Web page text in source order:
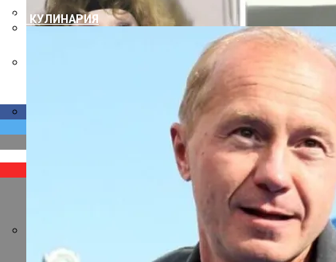
Дизайн Маленьких Бань
Дизайн Лофта 30 М
Как Правильно Покрыть Крышу Гаража
Утепление Крыши Мансарды Изнутри Своими Руками
Устройство Двухскатной Крыши Своими Руками
С Годами Стали Еще Лучше, Чем В Юности: Звездные
ЕДА И КУЛИНАРИЯ